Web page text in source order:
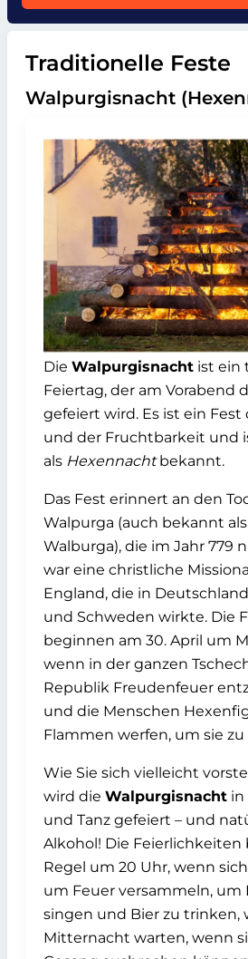
Traditionelle Feste
Walpurgisnacht
Die Walpurgisnacht ist ein
Feiertag, der am Vorabend
gefeiert wird. Es ist ein Fest
und der Fruchtbarkeit und
als Hexennachtbekannt.
Das Fest erinnert an den
Walpurga (auch bekannt
Walburga), die im Jahr 779
war eine christliche
England, die in
und Schweden wirkte. Die
beginnen am 30. April um
wenn in der ganzen
Republik Freudenfeuer
und die Menschen
Flammen werfen, um sie
Wie Sie sich vielleicht
wird die Walpurgisnacht in
und Tanz gefeiert – und
Alkohol! Die
Regel um 20 Uhr, wenn
um Feuer versammeln, um
singen und Bier zu trinken,
Mitternacht warten, wenn